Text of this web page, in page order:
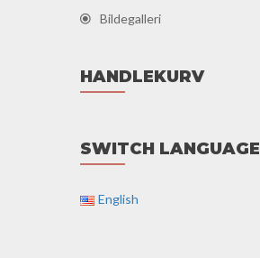
Bildegalleri
HANDLEKURV
SWITCH LANGUAGE
English